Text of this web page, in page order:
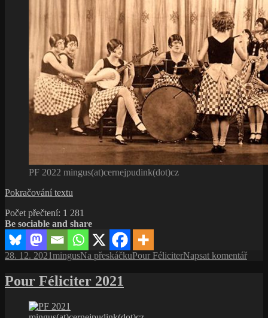
PF 2022 mingus(at)cernejpudink(dot)cz
Pokračování textu
albový
sběr
L.P.
2021
Počet přečtení: 1 281
Be sociable and share
Publikováno:
28. 12. 2021Autor:
mingusRubriky:
Na přeskáčkuŠtítky:
Pour FéliciterNapsat komentářpro
Pour Féliciter 2021